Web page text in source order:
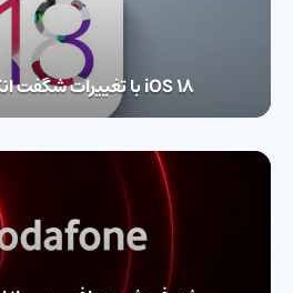
iOS 18 با تغییرات شگفت انگیز در راه است!